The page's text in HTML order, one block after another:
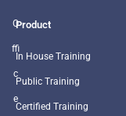
O
ffi
c
e
Product
In House Training
Public Training
Certified Training